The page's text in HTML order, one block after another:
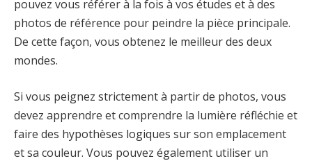
pouvez vous référer à la fois à vos études et à des
photos de référence pour peindre la pièce principale.
De cette façon, vous obtenez le meilleur des deux
mondes.
Si vous peignez strictement à partir de photos, vous
devez apprendre et comprendre la lumière réfléchie et
faire des hypothèses logiques sur son emplacement
et sa couleur. Vous pouvez également utiliser un